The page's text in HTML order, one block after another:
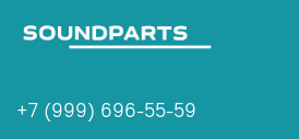
+7 (999) 696-55-59